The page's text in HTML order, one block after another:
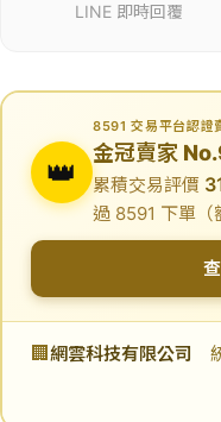
LINE 即時回覆
👑
8591 交易平台認證
金冠賣家
累積交易評價
過 8591 下單（
🏢 網雲科技有限公司